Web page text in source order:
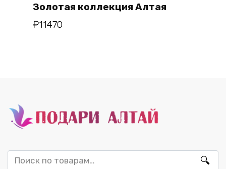
Золотая коллекция Алтая
₽11470
Искать: